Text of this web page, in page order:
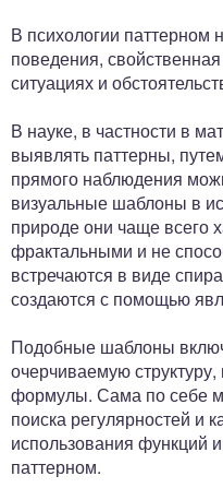
В психологии паттерном
поведения,
ситуациях и
В науке, в частности в
выявлять паттерны,
прямого наблюдения
визуальные шаблоны в
природе они чаще всего
фрактальными и не
встречаются в виде
создаются с помощью
Подобные шаблоны
очерчиваемую
формулы. Сама по себе
поиска регулярностей и
использования функций
паттерном.